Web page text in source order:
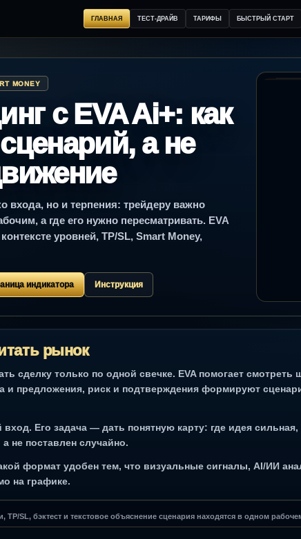
ГЛАВНАЯ ТЕСТ-ДРАЙВ ТАРИФЫ БЫСТРЫЙ СТАРТ
MONEY
с EVA Ai+: как
а не
входа, но и терпения: трейдеру важно
а где его нужно пересматривать. EVA
уровней, TP/SL, Smart Money,
индикатора Инструкция
рынок
сделку только по одной свечке. EVA помогает смотреть
и предложения, риск и подтверждения формируют
Его задача — дать понятную карту: где идея сильная,
не поставлен случайно.
формат удобен тем, что визуальные сигналы, AI/ИИ
на графике.
TP/SL, бэктест и текстовое объяснение сценария находятся в одном